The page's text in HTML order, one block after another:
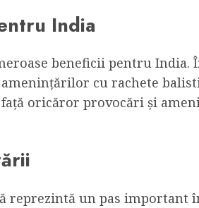
India
beneficii pentru India.
cu rachete
oricăror provocări și
reprezintă un pas important